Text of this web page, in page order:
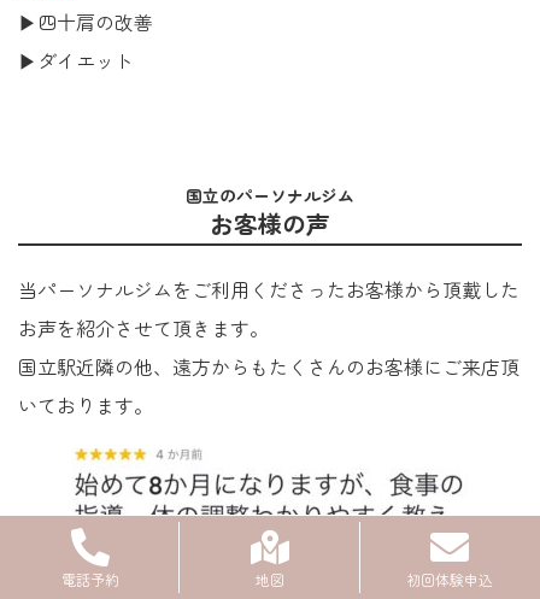
▶四十肩の改善
▶ダイエット
国立のパーソナルジム
お客様の声
当パーソナルジムをご利用くださったお客様から頂戴した
お声を紹介させて頂きます。
国立駅近隣の他、遠方からもたくさんのお客様にご来店頂
いております。
電話予約 地図 初回体験申込